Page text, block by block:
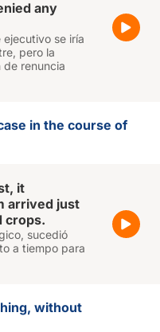
any
se iría
pero la
de renuncia
in the course of
it
arrived just
crops.
sucedió
a tiempo para
without